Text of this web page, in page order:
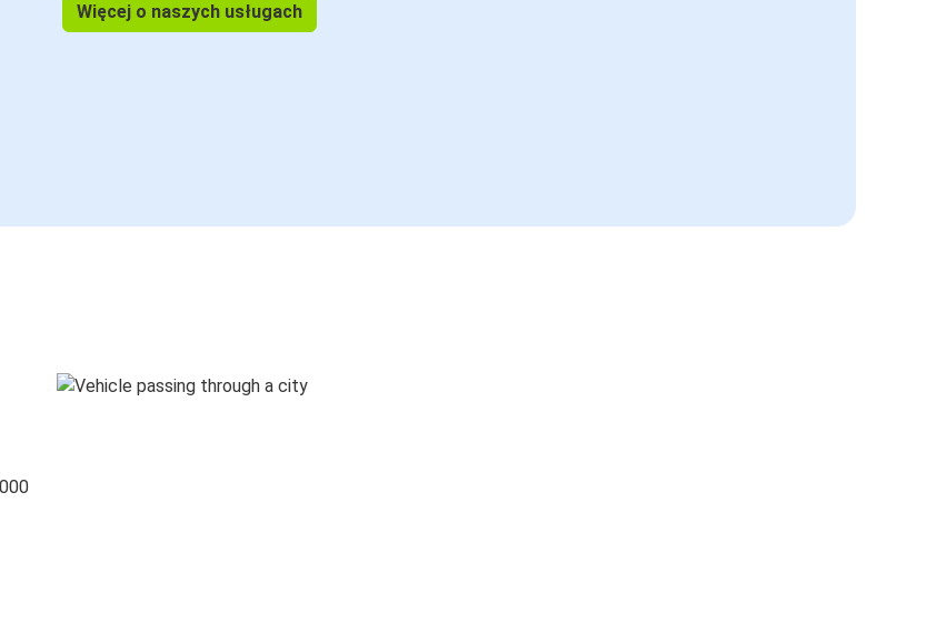
Więcej o naszych usługach